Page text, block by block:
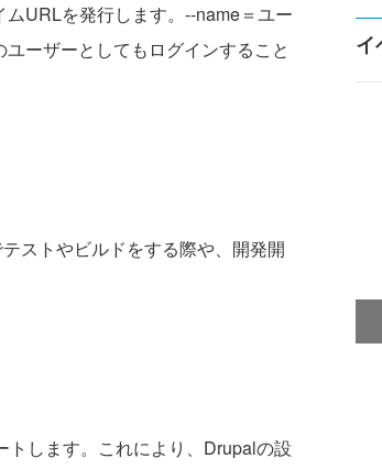
URLを発行します。--name＝ユー
ーザーとしてもログインすること
ストやビルドをする際や、開発開
します。これにより、Drupalの設
イ